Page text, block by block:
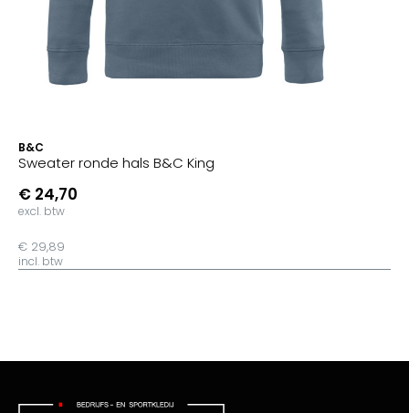
B&C
Sweater ronde hals B&C King
€ 24,70
excl. btw
€ 29,89
incl. btw